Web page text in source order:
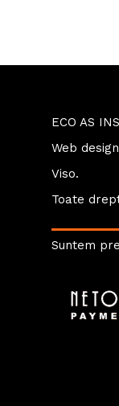
ECO AS
Web design
Viso.
Toate
Suntem